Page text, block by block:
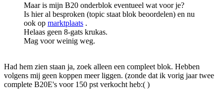
Maar is mijn B20 onderblok eventueel wat voor je?
Is hier al besproken (topic staat blok beoordelen) en nu
ook op marktplaats .
Helaas geen 8-gats krukas.
Mag voor weinig weg.
Had hem zien staan ja, zoek alleen een compleet blok. Hebben
volgens mij geen koppen meer liggen. (zonde dat ik vorig jaar twee
complete B20E's voor 150 pst verkocht heb:( )